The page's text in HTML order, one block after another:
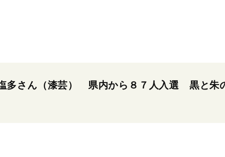
多さん（漆芸） 県内から８７人入選 黒と朱